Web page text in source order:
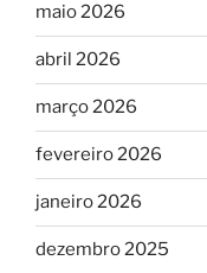
maio 2026
abril 2026
março 2026
fevereiro 2026
janeiro 2026
dezembro 2025